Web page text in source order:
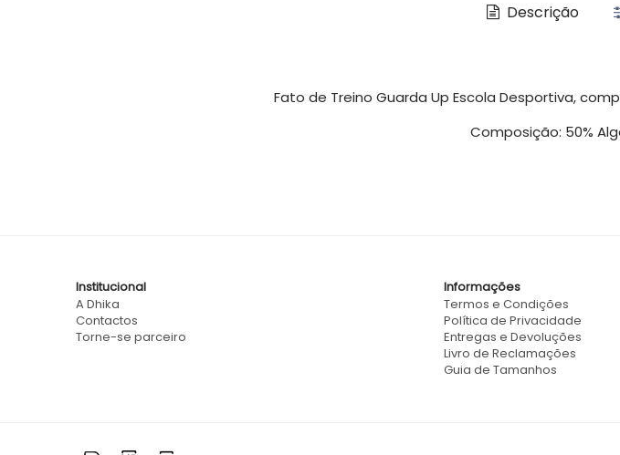
Descrição
Fato de Treino Guarda Up Escola Desportiva,
Composição: 50%
Institucional
A Dhika
Contactos
Torne-se parceiro
Informações
Termos e Condições
Política de Privacidade
Entregas e Devoluções
Livro de Reclamações
Guia de Tamanhos